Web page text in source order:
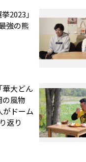
2023」
強の熊
華大どん
の風物
がドーム
返り